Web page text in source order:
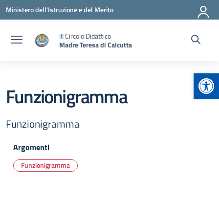
Vai ai contenuti
Vai al menu di navigazione
Vai al footer
Ministero dell'Istruzione e del Merito
III Circolo Didattico
Madre Teresa di Calcutta
Funzionigramma
Funzionigramma
Argomenti
Funzionigramma